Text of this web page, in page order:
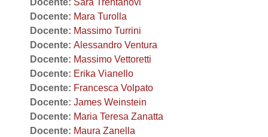
Docente: Sara Trentanovi
Docente: Mara Turolla
Docente: Massimo Turrini
Docente: Alessandro Ventura
Docente: Massimo Vettoretti
Docente: Erika Vianello
Docente: Francesca Volpato
Docente: James Weinstein
Docente: Maria Teresa Zanatta
Docente: Maura Zanella